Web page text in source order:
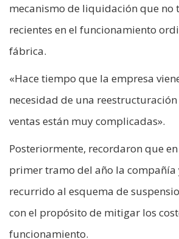
mecanismo de liquidación que no
recientes en el funcionamiento
fábrica.
«Hace tiempo que la empresa
necesidad de una
ventas están muy complicadas».
Posteriormente, recordaron que
primer tramo del año la compañía
recurrido al esquema de
con el propósito de mitigar los
funcionamiento.